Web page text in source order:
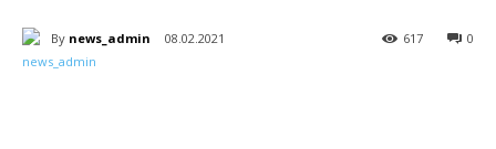
By news_admin 08.02.2021 0
617